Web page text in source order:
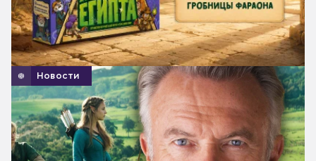
Новости